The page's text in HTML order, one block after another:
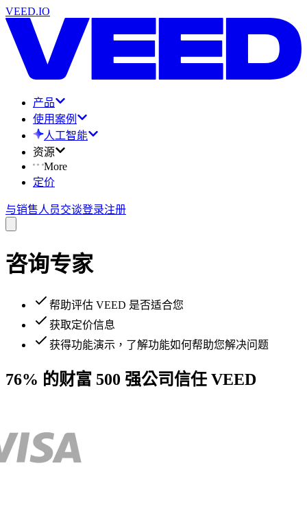
VEED.IO
产品
使用案例
人工智能
资源
More
定价
与销售人员交谈登录注册
咨询专家
帮助评估 VEED 是否适合您
获取定价信息
获得功能演示，了解功能如何帮助您解决问题
76% 的财富 500 强公司信任 VEED